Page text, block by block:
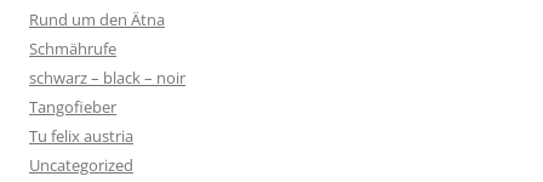
Rund um den Ätna
Schmährufe
schwarz – black – noir
Tangofieber
Tu felix austria
Uncategorized